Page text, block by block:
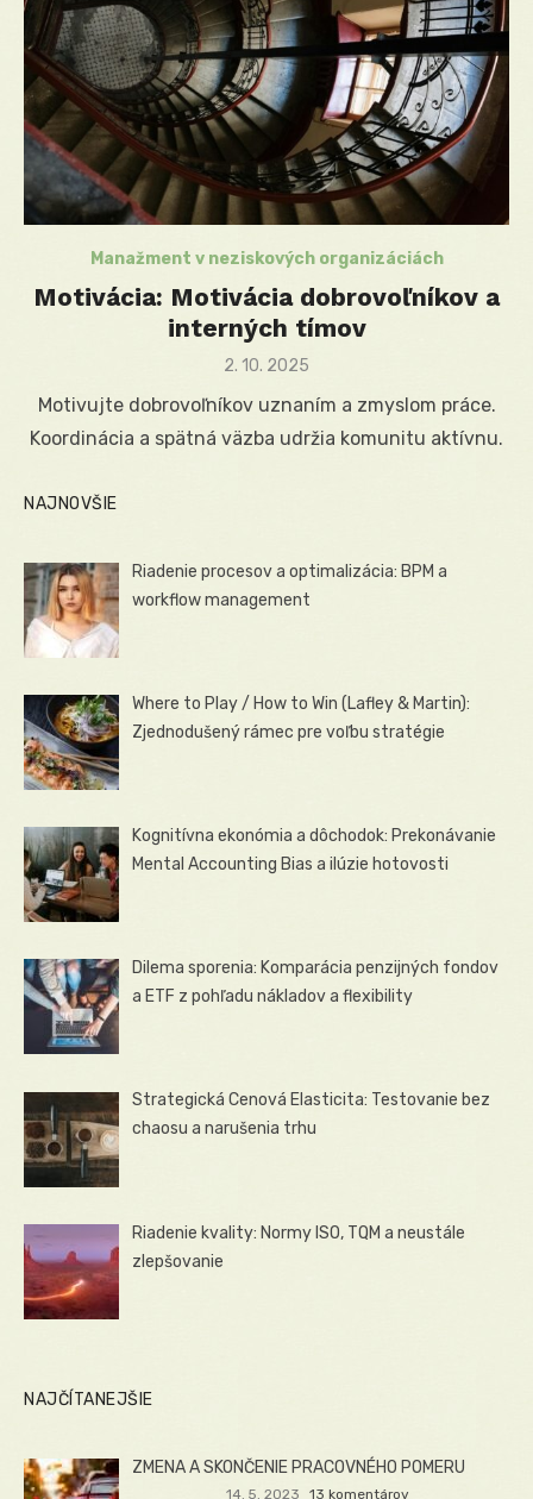
Manažment v neziskových organizáciách
Motivácia: Motivácia dobrovoľníkov a
interných tímov
Posted
2. 10. 2025
Motivujte dobrovoľníkov uznaním a zmyslom práce.
Koordinácia a spätná väzba udržia komunitu aktívnu.
NAJNOVŠIE
Riadenie procesov a optimalizácia: BPM a
workflow management
Where to Play / How to Win (Lafley & Martin):
Zjednodušený rámec pre voľbu stratégie
Kognitívna ekonómia a dôchodok: Prekonávanie
Mental Accounting Bias a ilúzie hotovosti
Dilema sporenia: Komparácia penzijných fondov
a ETF z pohľadu nákladov a flexibility
Strategická Cenová Elasticita: Testovanie bez
chaosu a narušenia trhu
Riadenie kvality: Normy ISO, TQM a neustále
zlepšovanie
NAJČÍTANEJŠIE
ZMENA A SKONČENIE PRACOVNÉHO POMERU
14. 5. 2023 13 komentárov